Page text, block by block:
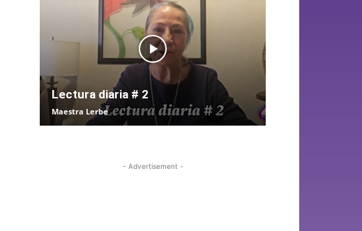
Lectura diaria # 2
Maestra Lerbe
- Advertisement -